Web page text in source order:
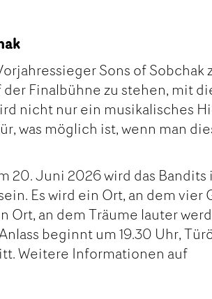
Sons of Sobchak
Finalbühne zu stehen, mit
nicht nur ein musikalisches
was möglich ist, wenn man
20. Juni 2026 wird das Bandits
Es wird ein Ort, an dem vier
Ort, an dem Träume lauter
beginnt um 19.30 Uhr,
Weitere Informationen auf